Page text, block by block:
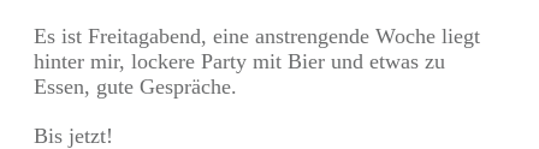
Es ist Freitagabend, eine anstrengende Woche liegt
hinter mir, lockere Party mit Bier und etwas zu
Essen, gute Gespräche.
Bis jetzt!